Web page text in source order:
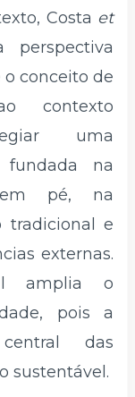
Costa et
conceito de
contexto
uma
fundada na
em pé, na
tradicional e
externas.
amplia o
pois a
das
sustentável.